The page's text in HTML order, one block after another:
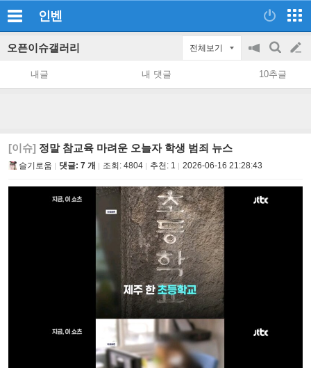
인벤
오픈이슈갤러리 전체보기
공
지
on/off
검
색
글
쓰
내글 내 댓글 10추글
[이슈] 정말 참교육 마려운 오늘자 학생 범죄 뉴스
슬기로움 댓글: 7 개 조회: 4804 추천: 1 2026-06-16 21:28:43